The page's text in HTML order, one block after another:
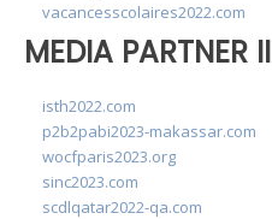
vacancesscolaires2022.com
MEDIA PARTNER II
isth2022.com
p2b2pabi2023-makassar.com
wocfparis2023.org
sinc2023.com
scdlqatar2022-qa.com